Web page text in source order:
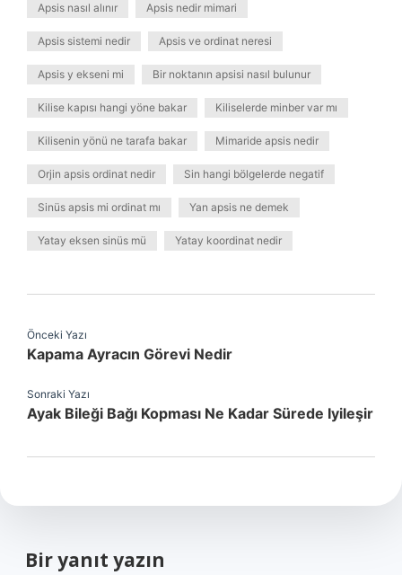
Apsis nasıl alınır Apsis nedir mimari
Apsis sistemi nedir Apsis ve ordinat neresi
Apsis y ekseni mi Bir noktanın apsisi nasıl bulunur
Kilise kapısı hangi yöne bakar Kiliselerde minber var mı
Kilisenin yönü ne tarafa bakar Mimaride apsis nedir
Orjin apsis ordinat nedir Sin hangi bölgelerde negatif
Sinüs apsis mi ordinat mı Yan apsis ne demek
Yatay eksen sinüs mü Yatay koordinat nedir
Önceki Yazı
Kapama Ayracın Görevi Nedir
Sonraki Yazı
Ayak Bileği Bağı Kopması Ne Kadar Sürede Iyileşir
Bir yanıt yazın